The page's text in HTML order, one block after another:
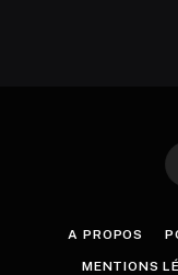
A PROPOS
MENTIONS